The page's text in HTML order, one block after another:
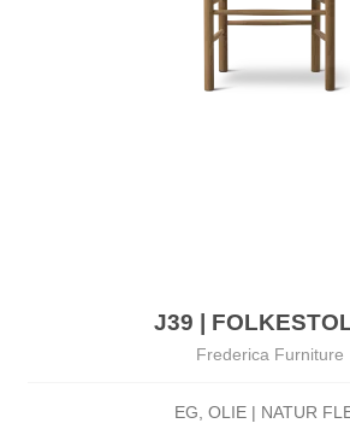
J39 |
Frederica Furniture
EG, OLIE | NATUR